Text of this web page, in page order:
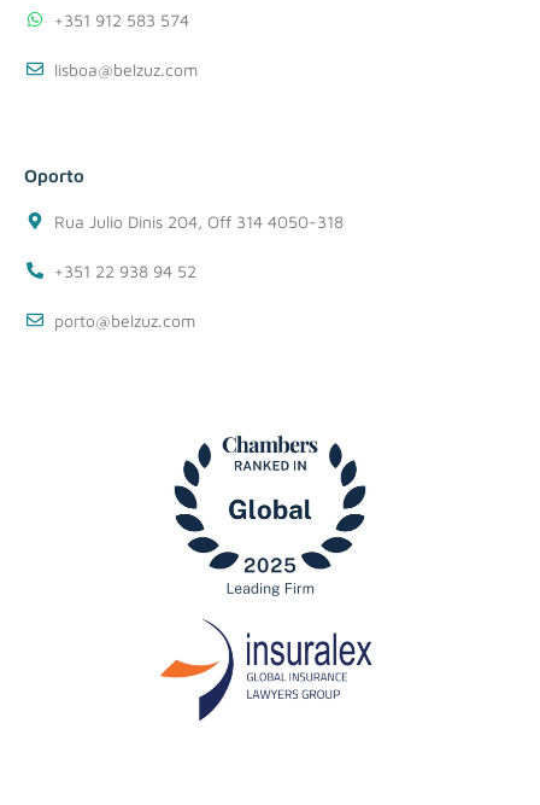
+351 912 583 574
lisboa@belzuz.com
Oporto
Rua Julio Dinis 204, Off 314 4050-318
+351 22 938 94 52
porto@belzuz.com